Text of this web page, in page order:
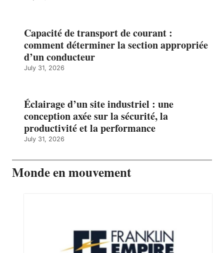
Capacité de transport de courant :
comment déterminer la section appropriée
d’un conducteur
July 31, 2026
Éclairage d’un site industriel : une
conception axée sur la sécurité, la
productivité et la performance
July 31, 2026
Monde en mouvement